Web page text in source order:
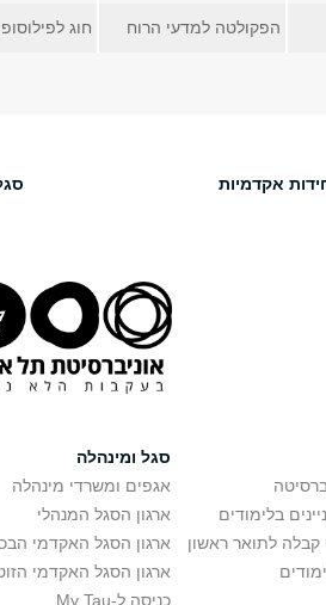
הפקולטה למדעי הרוח חוג
אקדמיות
בלימודים
קבלה לתואר ראשון
סגל ומינהלה
אגפים ומשרדי מינהלה
ארגון הסגל המנהלי
ארגון הסגל האקדמי
ארגון הסגל האקדמי
כניסה ל-My Tau